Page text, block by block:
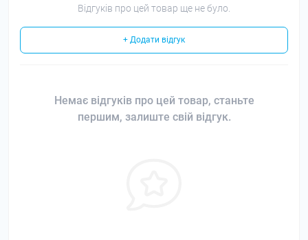
Відгуків про цей товар ще не було.
+ Додати відгук
Немає відгуків про цей товар, станьте
першим, залиште свій відгук.